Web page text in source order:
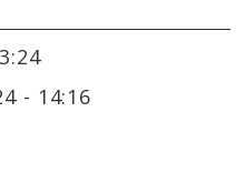
- 14:16